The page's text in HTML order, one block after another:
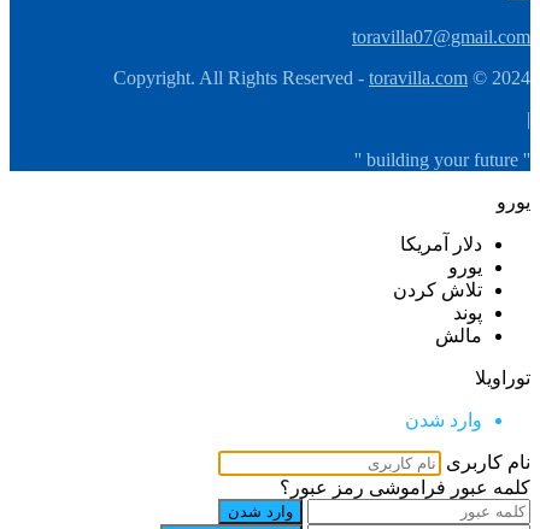
toravilla07@gmail.com
2024 © Copyright. All Rights Reserved -
toravilla.com
|
'' building your future ''
یورو
دلار آمریکا
یورو
تلاش كردن
پوند
مالش
توراویلا
وارد شدن
نام کاربری
کلمه عبور فراموشی رمز عبور؟
وارد شدن